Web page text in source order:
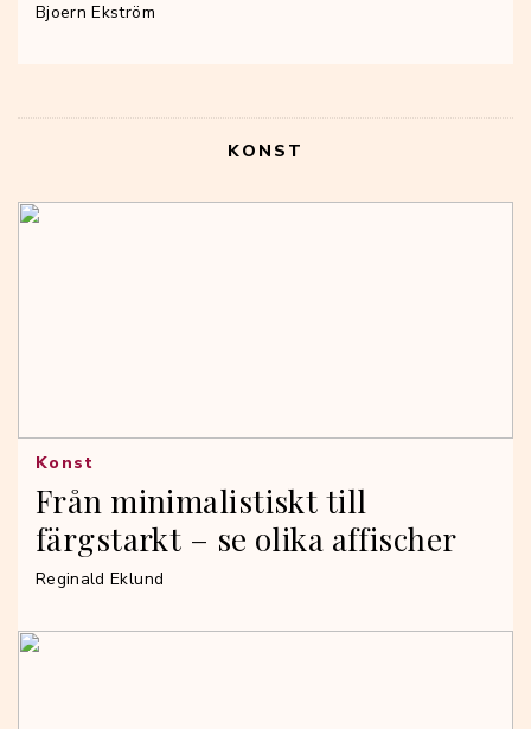
Bjoern Ekström
KONST
Från minimalistiskt till
färgstarkt – se olika affischer
Konst
Reginald Eklund